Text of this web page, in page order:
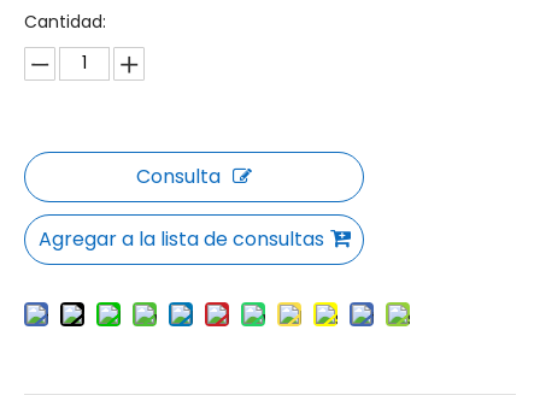
Cantidad:
Consulta
Agregar a la lista de consultas